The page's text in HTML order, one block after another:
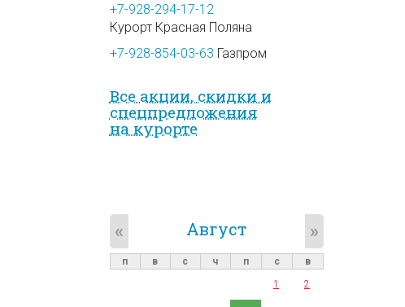
+7-928-294-17-12
Курорт Красная Поляна
+7-928-854-03-63 Газпром
Все акции, скидки и
спец­предложе­ния
на курорте
Август
« »
п в с ч п с
в
1
2